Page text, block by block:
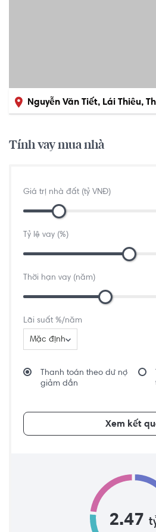
Nguyễn Văn Tiết, Lái Thiêu,
Tính vay mua nhà
Giá trị nhà đất (tỷ VNĐ)
Tỷ lệ vay (%)
Thời hạn vay (năm)
Lãi suất %/năm
Mặc định
Thanh toán theo dư nợ
giảm dần
Xem kết
2.47